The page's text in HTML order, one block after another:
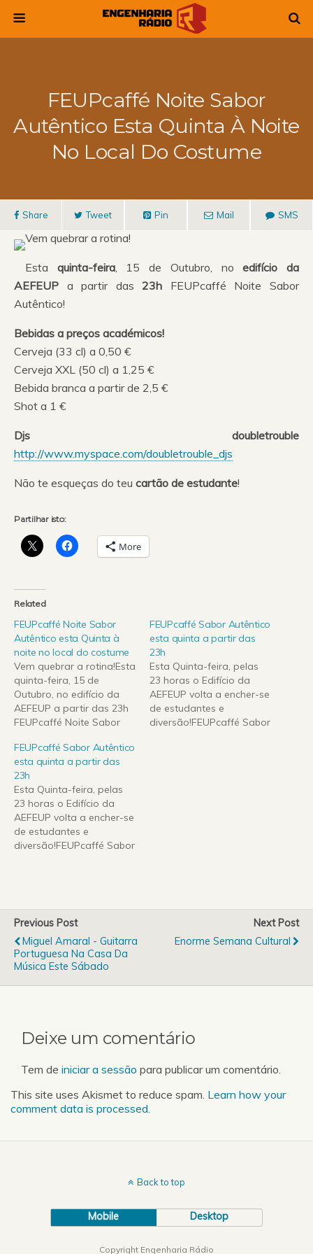
FEUPcaffé Noite Sabor
Autêntico Esta Quinta À Noite
No Local Do Costume
Share Tweet Pin Mail SMS
Vem quebrar a rotina!
Esta quinta-feira, 15 de Outubro, noedifício da
AEFEUP a partir das 23h FEUPcaffé Noite Sabor
Autêntico!
Bebidas a preços académicos!
Cerveja (33 cl) a 0,50 €
Cerveja XXL (50 cl) a 1,25 €
Bebida branca a partir de 2,5 €
Shot a 1 €
Djs doubletrouble
http://www.myspace.com/doubletrouble_djs
Não te esqueças do teu cartão de estudante!
Partilhar isto:
More
Related
FEUPcaffé Noite Sabor
Autêntico esta Quinta à
noite no local do costume
Vem quebrar a rotina!Esta
quinta-feira, 15 de
Outubro, no edifício da
AEFEUP a partir das 23h
FEUPcaffé Noite Sabor
preços
académicos!Cerveja (33
cl) a 0,50 €Cerveja XXL
(50 cl) a 1,25 €Bebida
branca a partir de 2,5
€Shot a 1 €Djs
doubletrouble
http://www.myspace.com/
FEUPcaffé Sabor Autêntico
esta quinta a partir das
23h
Esta Quinta-feira, pelas
23 horas o Edifício da
AEFEUP volta a encher-se
de estudantes e
diversão!FEUPcaffé Sabor
FEUPcaffé Sabor Autêntico
esta quinta a partir das
23h
Esta Quinta-feira, pelas
23 horas o Edifício da
AEFEUP volta a encher-se
de estudantes e
diversão!FEUPcaffé Sabor
Concurso de DJ's.Traz os
teus amigos e não te
esqueças do teu cartão
de estudante!
Previous Post
Miguel Amaral - Guitarra
Portuguesa Na Casa Da
Música Este Sábado
Next Post
Enorme Semana Cultural
Deixe um comentário
Tem de iniciar a sessão para publicar um comentário.
This site uses Akismet to reduce spam. Learn how your
comment data is processed.
Back to top
Mobile Desktop
Copyright Engenharia Rádio